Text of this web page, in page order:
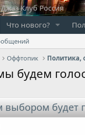
Что нового?
Оффтопик Политика,
будем
выбором будет